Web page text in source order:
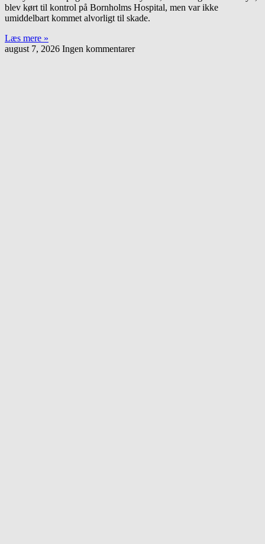
blev kørt til kontrol på Bornholms Hospital, men var ikke
umiddelbart kommet alvorligt til skade.
Læs mere »
august 7, 2026 Ingen kommentarer